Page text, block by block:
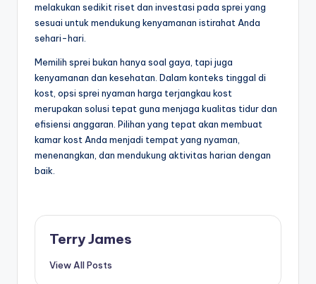
melakukan sedikit riset dan investasi pada sprei yang
sesuai untuk mendukung kenyamanan istirahat Anda
sehari-hari.
Memilih sprei bukan hanya soal gaya, tapi juga
kenyamanan dan kesehatan. Dalam konteks tinggal di
kost, opsi sprei nyaman harga terjangkau kost
merupakan solusi tepat guna menjaga kualitas tidur dan
efisiensi anggaran. Pilihan yang tepat akan membuat
kamar kost Anda menjadi tempat yang nyaman,
menenangkan, dan mendukung aktivitas harian dengan
baik.
Terry James
View All Posts